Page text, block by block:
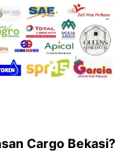
Cargo Bekasi?